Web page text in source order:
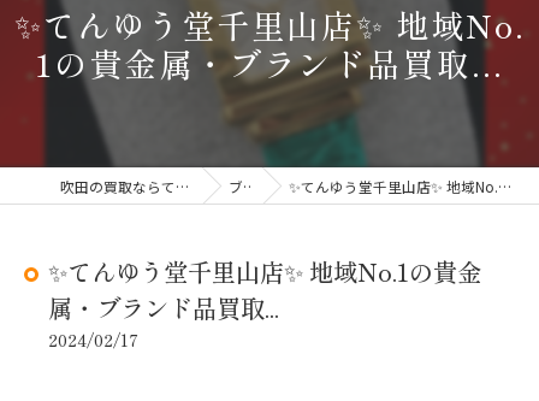
✨てんゆう堂千里山店✨ 地域No.
1の貴金属・ブランド品買取...
吹田の買取ならてんゆう堂 千里山店 ブログ ✨てんゆう堂千里山店✨ 地域No.1の貴金属・ブランド品買取...
✨てんゆう堂千里山店✨ 地域No.1の貴金
属・ブランド品買取...
2024/02/17